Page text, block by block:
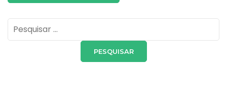
Pesquisar
por: